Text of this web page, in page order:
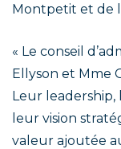
Montpetit et de
« Le conseil
Ellyson et Mme
Leur leadership,
leur vision
valeur ajoutée